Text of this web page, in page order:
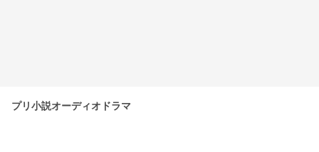
プリ小説オーディオドラマ